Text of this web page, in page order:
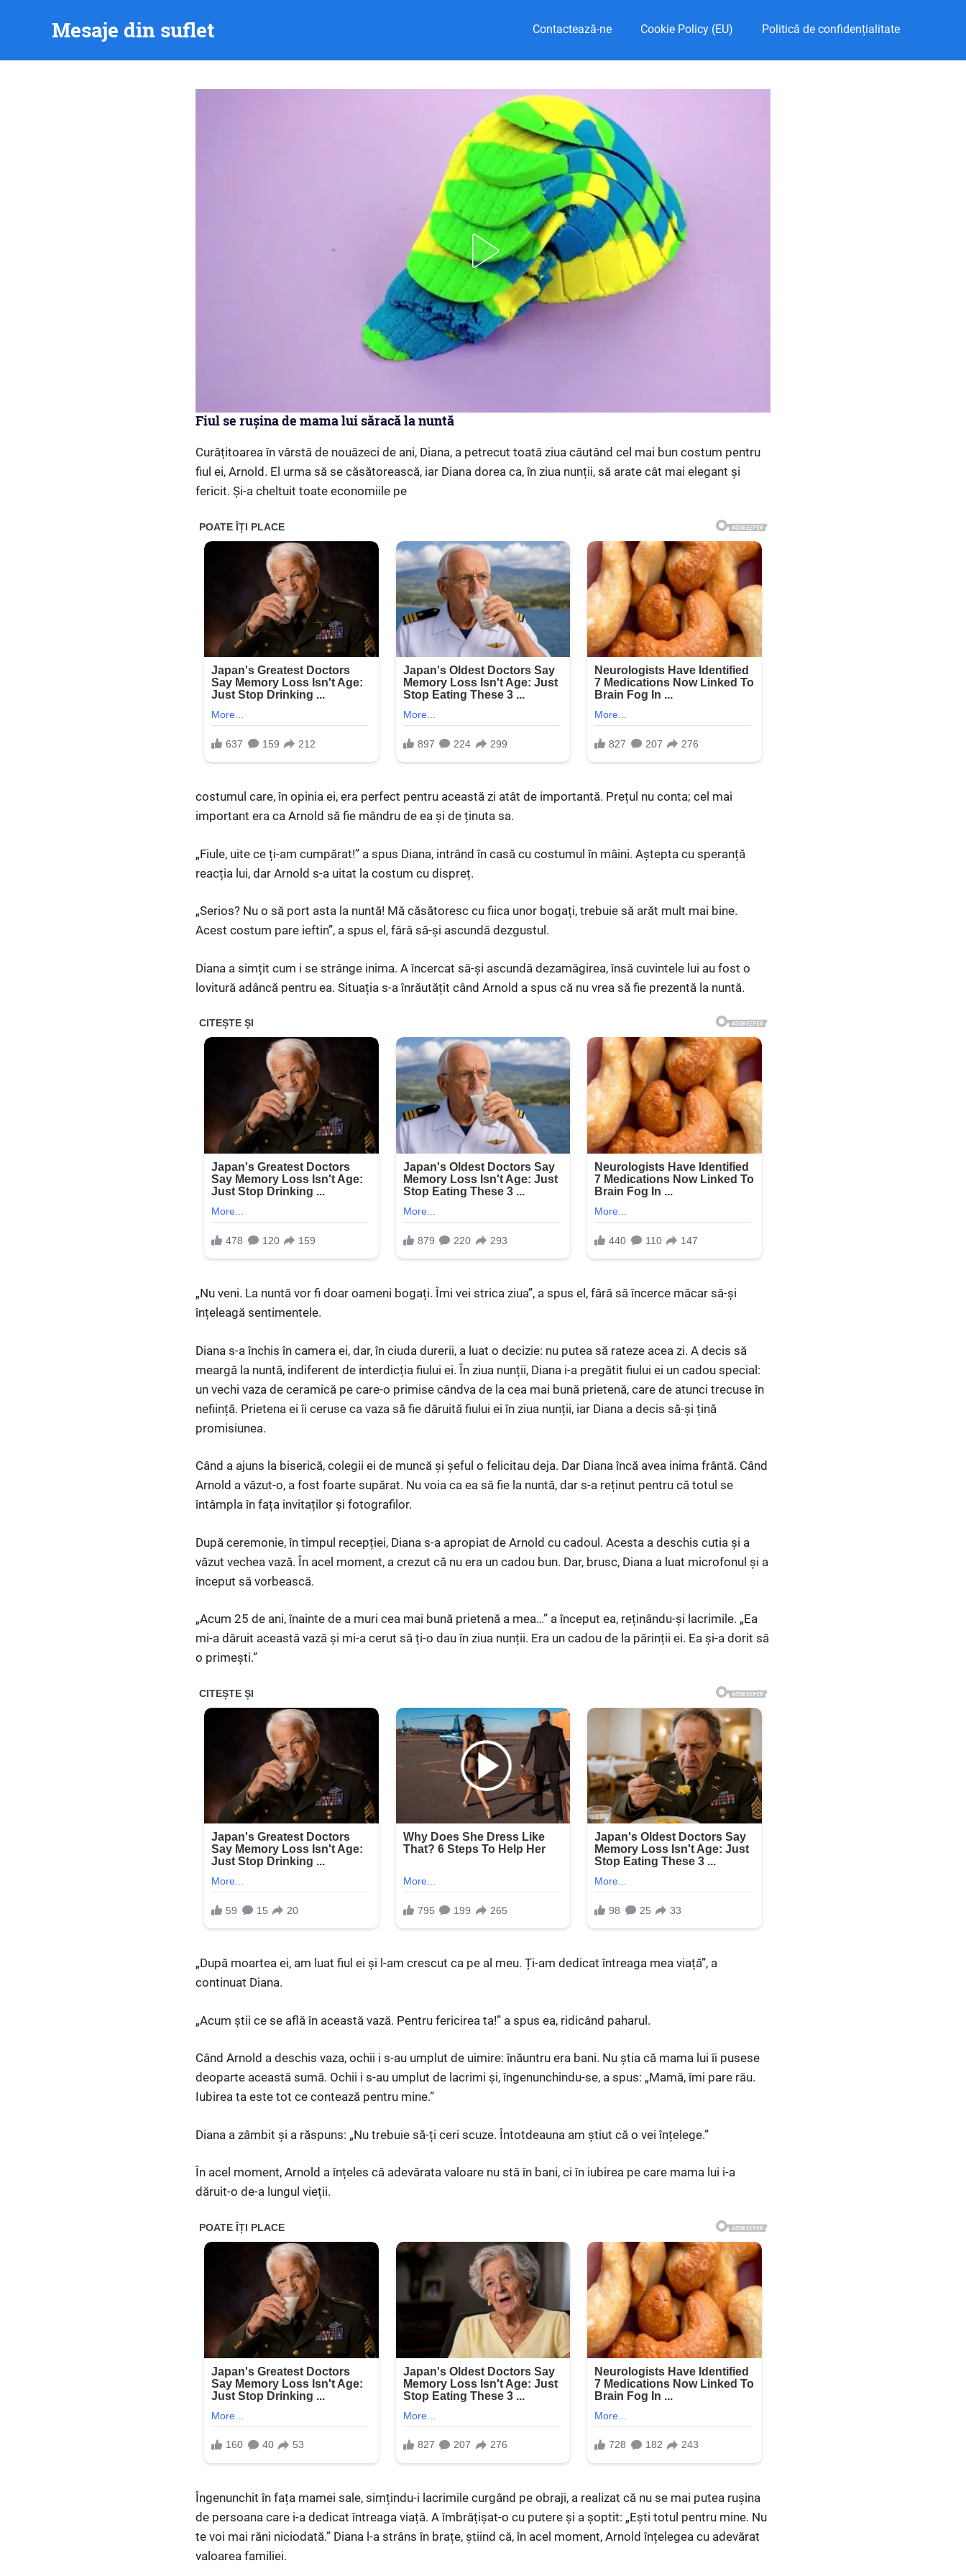
Mesaje din suflet Contactează-ne Cookie Policy (EU) Politică de confidențialitate
Fiul se rușina de mama lui săracă la nuntă
Curățitoarea în vârstă de nouăzeci de ani, Diana, a petrecut toată ziua căutând cel mai bun costum pentru
fiul ei, Arnold. El urma să se căsătorească, iar Diana dorea ca, în ziua nunții, să arate cât mai elegant și
fericit. Și-a cheltuit toate economiile pe
costumul care, în opinia ei, era perfect pentru această zi atât de importantă. Prețul nu conta; cel mai
important era ca Arnold să fie mândru de ea și de ținuta sa.
„Fiule, uite ce ți-am cumpărat!” a spus Diana, intrând în casă cu costumul în mâini. Aștepta cu speranță
reacția lui, dar Arnold s-a uitat la costum cu dispreț.
„Serios? Nu o să port asta la nuntă! Mă căsătoresc cu fiica unor bogați, trebuie să arăt mult mai bine.
Acest costum pare ieftin”, a spus el, fără să-și ascundă dezgustul.
Diana a simțit cum i se strânge inima. A încercat să-și ascundă dezamăgirea, însă cuvintele lui au fost o
lovitură adâncă pentru ea. Situația s-a înrăutățit când Arnold a spus că nu vrea să fie prezentă la nuntă.
„Nu veni. La nuntă vor fi doar oameni bogați. Îmi vei strica ziua”, a spus el, fără să încerce măcar să-și
înțeleagă sentimentele.
Diana s-a închis în camera ei, dar, în ciuda durerii, a luat o decizie: nu putea să rateze acea zi. A decis să
meargă la nuntă, indiferent de interdicția fiului ei. În ziua nunții, Diana i-a pregătit fiului ei un cadou special:
un vechi vaza de ceramică pe care-o primise cândva de la cea mai bună prietenă, care de atunci trecuse în
neființă. Prietena ei îi ceruse ca vaza să fie dăruită fiului ei în ziua nunții, iar Diana a decis să-și țină
promisiunea.
Când a ajuns la biserică, colegii ei de muncă și șeful o felicitau deja. Dar Diana încă avea inima frântă. Când
Arnold a văzut-o, a fost foarte supărat. Nu voia ca ea să fie la nuntă, dar s-a reținut pentru că totul se
întâmpla în fața invitaților și fotografilor.
După ceremonie, în timpul recepției, Diana s-a apropiat de Arnold cu cadoul. Acesta a deschis cutia și a
văzut vechea vază. În acel moment, a crezut că nu era un cadou bun. Dar, brusc, Diana a luat microfonul și a
început să vorbească.
„Acum 25 de ani, înainte de a muri cea mai bună prietenă a mea…” a început ea, reținându-și lacrimile. „Ea
mi-a dăruit această vază și mi-a cerut să ți-o dau în ziua nunții. Era un cadou de la părinții ei. Ea și-a dorit să
o primești.”
„După moartea ei, am luat fiul ei și l-am crescut ca pe al meu. Ți-am dedicat întreaga mea viață”, a
continuat Diana.
„Acum știi ce se află în această vază. Pentru fericirea ta!” a spus ea, ridicând paharul.
Când Arnold a deschis vaza, ochii i s-au umplut de uimire: înăuntru era bani. Nu știa că mama lui îi pusese
deoparte această sumă. Ochii i s-au umplut de lacrimi și, îngenunchindu-se, a spus: „Mamă, îmi pare rău.
Iubirea ta este tot ce contează pentru mine.”
Diana a zâmbit și a răspuns: „Nu trebuie să-ți ceri scuze. Întotdeauna am știut că o vei înțelege.”
În acel moment, Arnold a înțeles că adevărata valoare nu stă în bani, ci în iubirea pe care mama lui i-a
dăruit-o de-a lungul vieții.
Îngenunchit în fața mamei sale, simțindu-i lacrimile curgând pe obraji, a realizat că nu se mai putea rușina
de persoana care i-a dedicat întreaga viață. A îmbrățișat-o cu putere și a șoptit: „Ești totul pentru mine. Nu
te voi mai răni niciodată.” Diana l-a strâns în brațe, știind că, în acel moment, Arnold înțelegea cu adevărat
valoarea familiei.